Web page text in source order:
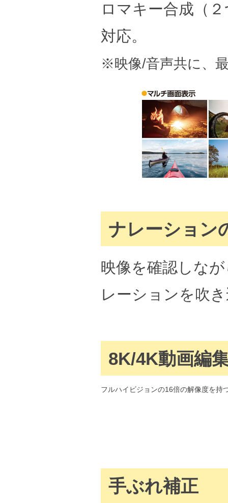
ロマキー合成（
対応。
※映像/音声共に、
ナレーション
映像を確認しな
レーションを吹
8K/4K動画編
フルハイビジョンの16倍の解像度を持
手ぶれ補正